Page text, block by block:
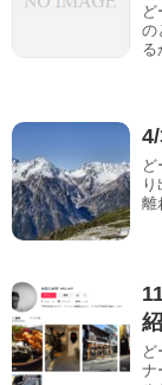
の
る
離
ナ